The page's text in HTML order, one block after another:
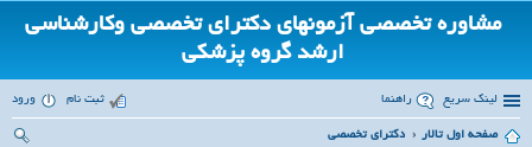
مشاوره تخصصی آزمونهای دکترای تخصصی وکارشناسی
ارشد گروه پزشکی
لینک سریع راهنما ورود ثبت نام
صفحه اول تالار دکترای تخصصی